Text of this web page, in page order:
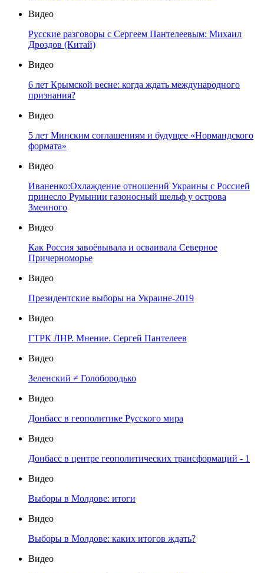
Видео
Русские разговоры с Сергеем Пантелеевым: Михаил
Дроздов (Китай)
Видео
6 лет Крымской весне: когда ждать международного
признания?
Видео
5 лет Минским соглашениям и будущее «Нормандского
формата»
Видео
Иваненко:Охлаждение отношений Украины с Россией
принесло Румынии газоносный шельф у острова
Змеиного
Видео
Как Россия завоёвывала и осваивала Северное
Причерноморье
Видео
Президентские выборы на Украине-2019
Видео
ГТРК ЛНР. Мнение. Сергей Пантелеев
Видео
Зеленский ≠ Голобородько
Видео
Донбасс в геополитике Русского мира
Видео
Донбасс в центре геополитических трансформаций - 1
Видео
Выборы в Молдове: итоги
Видео
Выборы в Молдове: каких итогов ждать?
Видео